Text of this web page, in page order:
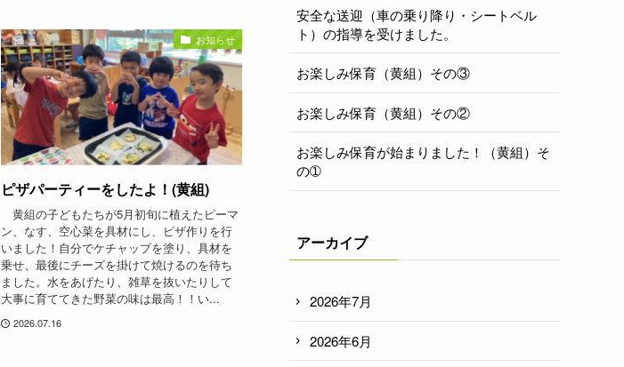
お知らせ
ピザパーティーをしたよ！(黄組)
黄組の子どもたちが5月初旬に植えたピーマ
ン、なす、空心菜を具材にし、ピザ作りを行
いました！自分でケチャップを塗り、具材を
乗せ、最後にチーズを掛けて焼けるのを待ち
ました。水をあげたり、雑草を抜いたりして
大事に育ててきた野菜の味は最高！！い...
2026.07.16
安全な送迎（車の乗り降り・シートベル
ト）の指導を受けました。
お楽しみ保育（黄組）その③
お楽しみ保育（黄組）その②
お楽しみ保育が始まりました！（黄組）そ
の➀
アーカイブ
2026年7月
2026年6月